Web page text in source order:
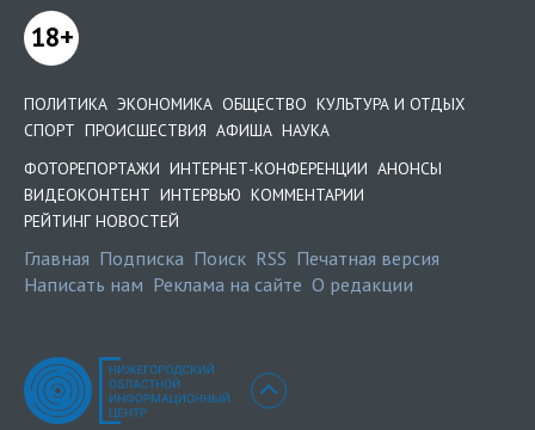
18+
ПОЛИТИКА ЭКОНОМИКА ОБЩЕСТВО КУЛЬТУРА И ОТДЫХ
СПОРТ ПРОИСШЕСТВИЯ АФИША НАУКА
ФОТОРЕПОРТАЖИ ИНТЕРНЕТ-КОНФЕРЕНЦИИ АНОНСЫ
ВИДЕОКОНТЕНТ ИНТЕРВЬЮ КОММЕНТАРИИ
РЕЙТИНГ НОВОСТЕЙ
Главная Подписка Поиск RSS Печатная версия
Написать нам Реклама на сайте О редакции